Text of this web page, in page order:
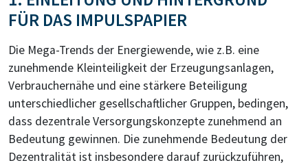
FÜR DAS IMPULSPAPIER
Die Mega-Trends der Energiewende, wie z.B. eine
zunehmende Kleinteiligkeit der Erzeugungsanlagen,
Verbrauchernähe und eine stärkere Beteiligung
unterschiedlicher gesellschaftlicher Gruppen, bedingen,
dass dezentrale Versorgungskonzepte zunehmend an
Bedeutung gewinnen. Die zunehmende Bedeutung der
Dezentralität ist insbesondere darauf zurückzuführen,